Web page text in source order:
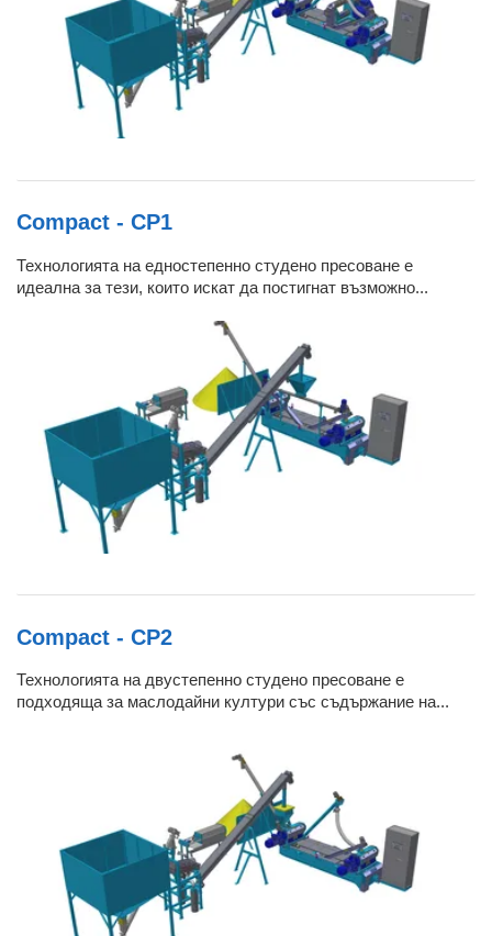
Compact - CP1
Технологията на едностепенно студено пресоване е
идеална за тези, които искат да постигнат възможно...
Compact - CP2
Технологията на двустепенно студено пресоване е
подходяща за маслодайни култури със съдържание на...